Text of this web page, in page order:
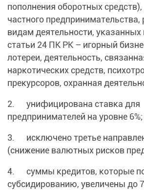
пополнения оборотных
частного
видам деятельности, указанных
статьи 24 ПК РК – игорный
лотереи, деятельность,
наркотических средств,
прекурсоров, охранная
2. унифицирована ставка для
предпринимателей на уровне 6%;
3. исключено третье
(снижение валютных рисков
4. суммы кредитов, которые
субсидированию, увеличены до